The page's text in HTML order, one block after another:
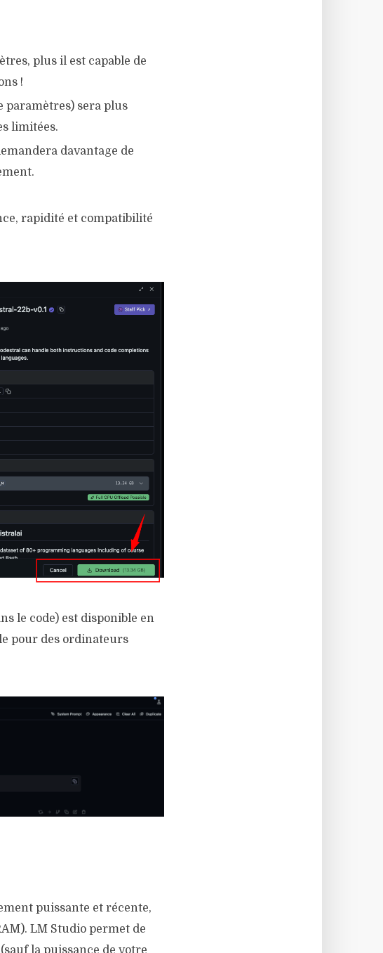
plus il est capable de
!
paramètres) sera plus
limitées.
davantage de
rapidité et compatibilité
le code) est disponible en
pour des ordinateurs
puissante et récente,
LM Studio permet de
la puissance de votre